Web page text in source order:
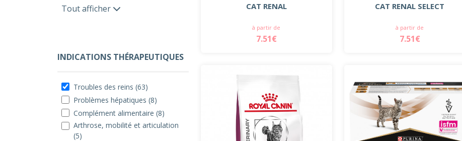
Tout afficher
INDICATIONS THÉRAPEUTIQUES
Troubles des reins (63)
Problèmes hépatiques (8)
Complément alimentaire (8)
Arthrose, mobilité et articulation
(5)
CAT RENAL
à partir de
7.51€
CAT RENAL SELECT
à partir de
7.51€